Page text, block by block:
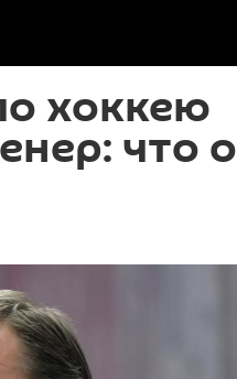
хоккею
что о